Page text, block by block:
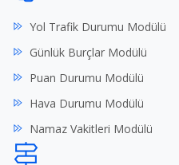
Yol Trafik Durumu Modülü
Günlük Burçlar Modülü
Puan Durumu Modülü
Hava Durumu Modülü
Namaz Vakitleri Modülü